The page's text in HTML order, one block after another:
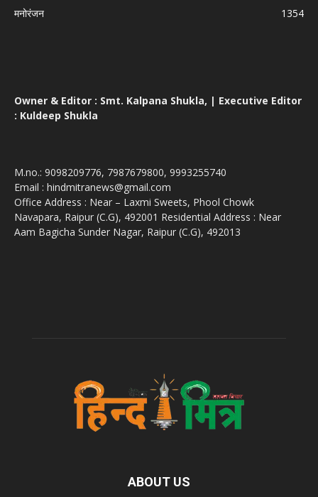
मनोरंजन
1354
Owner & Editor : Smt. Kalpana Shukla, | Executive Editor
: Kuldeep Shukla
M.no.: 9098209776, 7987679800, 9993255740
Email : hindmitranews@gmail.com
Office Address : Near – Laxmi Sweets, Phool Chowk
Navapara, Raipur (C.G), 492001 Residential Address : Near
Aam Bagicha Sunder Nagar, Raipur (C.G), 492013
ABOUT US